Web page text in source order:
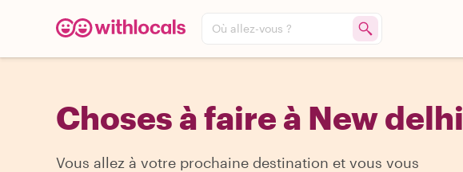
Où allez-vous ?
Choses à faire à New delhi
Vous allez à votre prochaine destination et vous vous